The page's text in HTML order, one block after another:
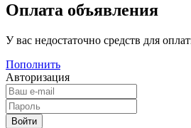
Оплата объявления
У вас недостаточно средств для
Пополнить
Авторизация